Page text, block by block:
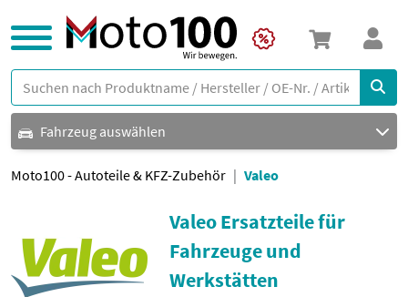
Fahrzeug auswählen
Moto100 - Autoteile & KFZ-Zubehör Valeo
Valeo Ersatzteile für
Fahrzeuge und
Werkstätten